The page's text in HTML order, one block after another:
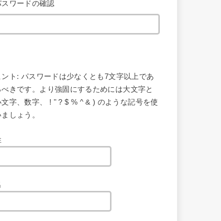
スワードの確認
ント: パスワードは少なくとも7文字以上であ
べきです。より強固にするためには大文字と
文字、数字、 ! " ? $ % ^ & ) のような記号を使
しょう。